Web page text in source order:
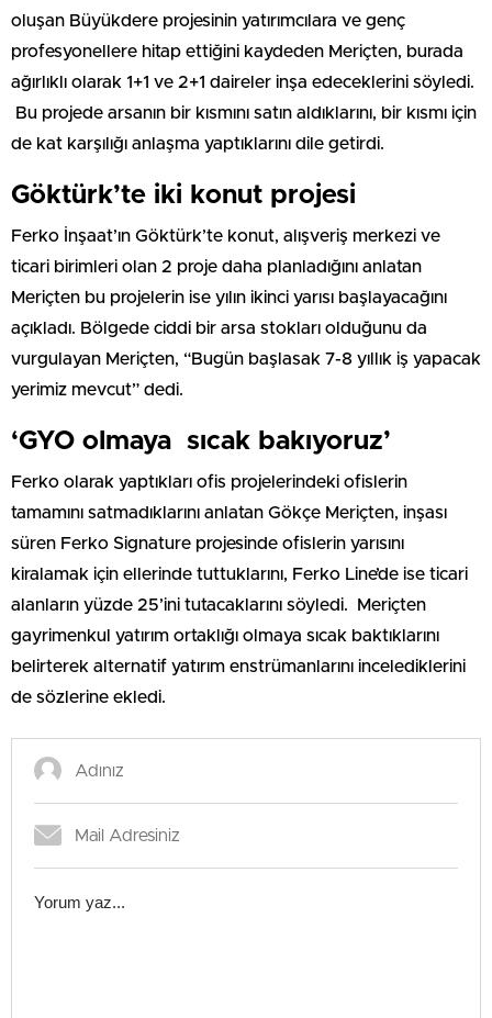
oluşan Büyükdere projesinin yatırımcılara ve genç
profesyonellere hitap ettiğini kaydeden Meriçten, burada
ağırlıklı olarak 1+1 ve 2+1 daireler inşa edeceklerini söyledi.
Bu projede arsanın bir kısmını satın aldıklarını, bir kısmı için
de kat karşılığı anlaşma yaptıklarını dile getirdi.
Göktürk’te iki konut projesi
Ferko İnşaat’ın Göktürk’te konut, alışveriş merkezi ve
ticari birimleri olan 2 proje daha planladığını anlatan
Meriçten bu projelerin ise yılın ikinci yarısı başlayacağını
açıkladı. Bölgede ciddi bir arsa stokları olduğunu da
vurgulayan Meriçten, “Bugün başlasak 7-8 yıllık iş yapacak
yerimiz mevcut” dedi.
‘GYO olmaya sıcak bakıyoruz’
Ferko olarak yaptıkları ofis projelerindeki ofislerin
tamamını satmadıklarını anlatan Gökçe Meriçten, inşası
süren Ferko Signature projesinde ofislerin yarısını
kiralamak için ellerinde tuttuklarını, Ferko Line’de ise ticari
alanların yüzde 25’ini tutacaklarını söyledi. Meriçten
gayrimenkul yatırım ortaklığı olmaya sıcak baktıklarını
belirterek alternatif yatırım enstrümanlarını incelediklerini
de sözlerine ekledi.